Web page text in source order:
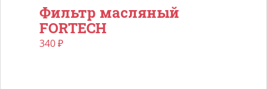
Фильтр масляный
FORTECH
340₽